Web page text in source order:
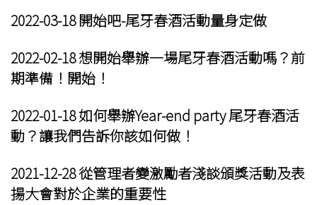
2022-03-18 開始吧-尾牙春酒活動量身定做
2022-02-18 想開始舉辦一場尾牙春酒活動嗎？前
期準備！開始！
2022-01-18 如何舉辦Year-end party 尾牙春酒活
動？讓我們告訴你該如何做！
2021-12-28 從管理者變激勵者淺談頒獎活動及表
揚大會對於企業的重要性